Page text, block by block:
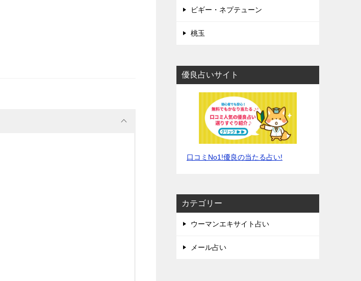
ビギー・ネプテューン
桃玉
優良占いサイト
口コミNo1!優良の当たる占い!
カテゴリー
ウーマンエキサイト占い
メール占い